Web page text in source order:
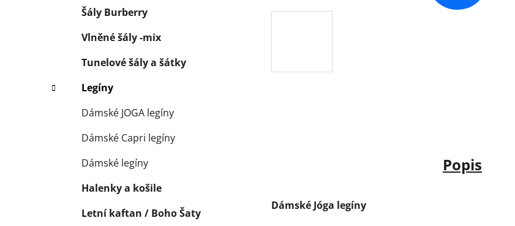
Šály Burberry
Vlněné šály -mix
Tunelové šály a šátky
Legíny
Dámské JOGA legíny
Dámské Capri legíny
Dámské legíny
Halenky a košile
Letní kaftan / Boho Šaty
Popis
Dámské Jóga legíny